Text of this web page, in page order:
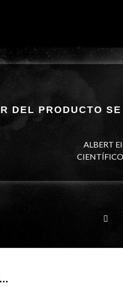
DEL PRODUCTO
ALBERT